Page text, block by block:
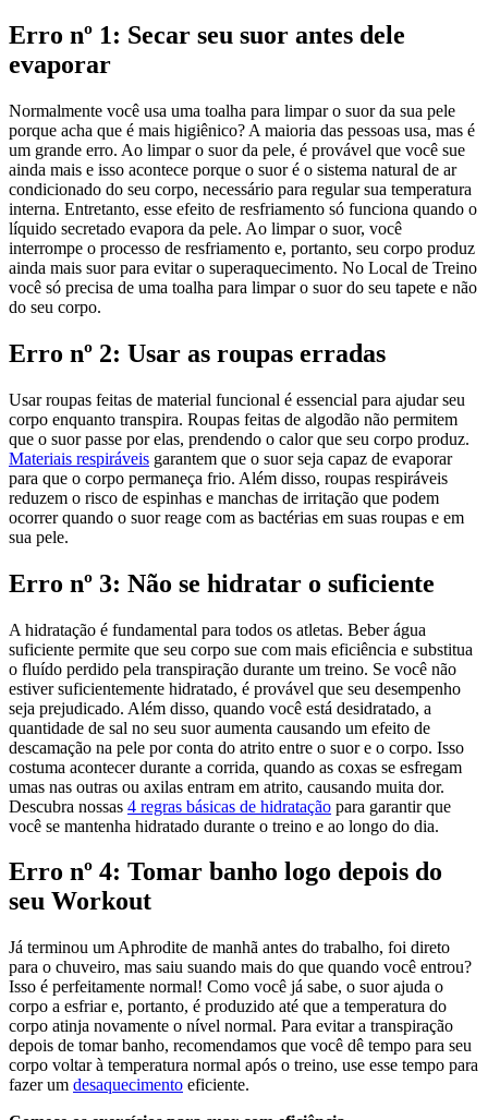
Erro nº 1: Secar seu suor antes dele
evaporar
Normalmente você usa uma toalha para limpar o suor da sua pele
porque acha que é mais higiênico? A maioria das pessoas usa, mas é
um grande erro. Ao limpar o suor da pele, é provável que você sue
ainda mais e isso acontece porque o suor é o sistema natural de ar
condicionado do seu corpo, necessário para regular sua temperatura
interna. Entretanto, esse efeito de resfriamento só funciona quando o
líquido secretado evapora da pele. Ao limpar o suor, você
interrompe o processo de resfriamento e, portanto, seu corpo produz
ainda mais suor para evitar o superaquecimento. No Local de Treino
você só precisa de uma toalha para limpar o suor do seu tapete e não
do seu corpo.
Erro nº 2: Usar as roupas erradas
Usar roupas feitas de material funcional é essencial para ajudar seu
corpo enquanto transpira. Roupas feitas de algodão não permitem
que o suor passe por elas, prendendo o calor que seu corpo produz.
Materiais respiráveis garantem que o suor seja capaz de evaporar
para que o corpo permaneça frio. Além disso, roupas respiráveis
reduzem o risco de espinhas e manchas de irritação que podem
ocorrer quando o suor reage com as bactérias em suas roupas e em
sua pele.
Erro nº 3: Não se hidratar o suficiente
A hidratação é fundamental para todos os atletas. Beber água
suficiente permite que seu corpo sue com mais eficiência e substitua
o fluído perdido pela transpiração durante um treino. Se você não
estiver suficientemente hidratado, é provável que seu desempenho
seja prejudicado. Além disso, quando você está desidratado, a
quantidade de sal no seu suor aumenta causando um efeito de
descamação na pele por conta do atrito entre o suor e o corpo. Isso
costuma acontecer durante a corrida, quando as coxas se esfregam
umas nas outras ou axilas entram em atrito, causando muita dor.
Descubra nossas 4 regras básicas de hidratação para garantir que
você se mantenha hidratado durante o treino e ao longo do dia.
Erro nº 4: Tomar banho logo depois do
seu Workout
Já terminou um Aphrodite de manhã antes do trabalho, foi direto
para o chuveiro, mas saiu suando mais do que quando você entrou?
Isso é perfeitamente normal! Como você já sabe, o suor ajuda o
corpo a esfriar e, portanto, é produzido até que a temperatura do
corpo atinja novamente o nível normal. Para evitar a transpiração
depois de tomar banho, recomendamos que você dê tempo para seu
corpo voltar à temperatura normal após o treino, use esse tempo para
fazer um desaquecimento eficiente.